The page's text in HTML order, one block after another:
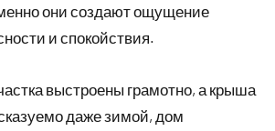
они создают ощущение
и спокойствия.
выстроены грамотно, а крыша
даже зимой, дом